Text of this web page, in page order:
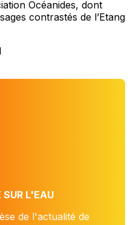
Océanides, dont
contrastés de l’Etang
SUR L'EAU
de l'actualité de